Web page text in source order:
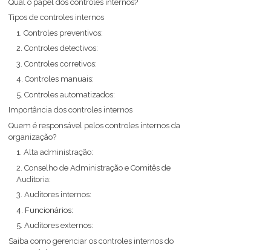
Qual o papel dos controles internos?
Tipos de controles internos
1. Controles preventivos:
2. Controles detectivos:
3. Controles corretivos:
4. Controles manuais:
5. Controles automatizados:
Importância dos controles internos
Quem é responsável pelos controles internos da
organização?
1. Alta administração:
2. Conselho de Administração e Comitês de
Auditoria:
3. Auditores internos:
4. Funcionários:
5. Auditores externos:
Saiba como gerenciar os controles internos do